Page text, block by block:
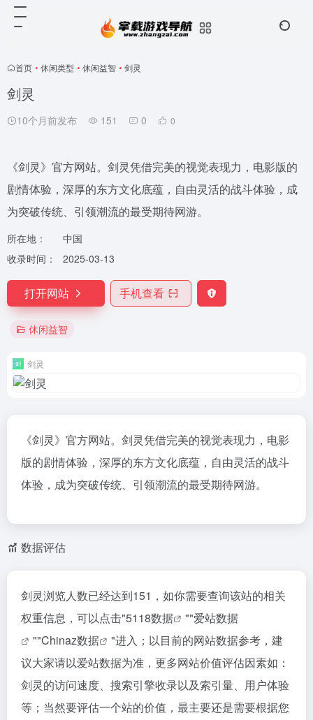
首页 • 休闲类型 • 休闲益智 • 剑灵
剑灵
10个月前发布 151 0 0
《剑灵》官方网站。剑灵凭借完美的视觉表现力，电影版的
剧情体验，深厚的东方文化底蕴，自由灵活的战斗体验，成
为突破传统、引领潮流的最受期待网游。
所在地：
中国
收录时间：
2025-03-13
打开网站 手机查看
休闲益智
剑灵
《剑灵》官方网站。剑灵凭借完美的视觉表现力，电影
版的剧情体验，深厚的东方文化底蕴，自由灵活的战斗
体验，成为突破传统、引领潮流的最受期待网游。
数据评估
剑灵浏览人数已经达到151，如你需要查询该站的相关
权重信息，可以点击"5118数据 ""爱站数据
""Chinaz数据
"进入；以目前的网站数据参考，建
议大家请以爱站数据为准，更多网站价值评估因素如：
剑灵的访问速度、搜索引擎收录以及索引量、用户体验
等；当然要评估一个站的价值，最主要还是需要根据您